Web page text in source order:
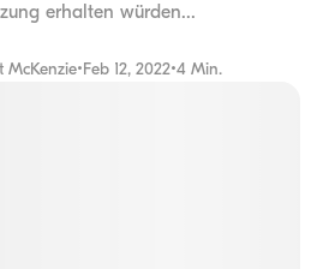
erhalten würden...
McKenzie•Feb 12, 2022•4 Min.